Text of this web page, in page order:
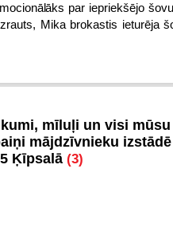
par iepriekšējo
Mika brokastis ieturēja
mīluļi un visi
mājdzīvnieku
Ķīpsalā (3)